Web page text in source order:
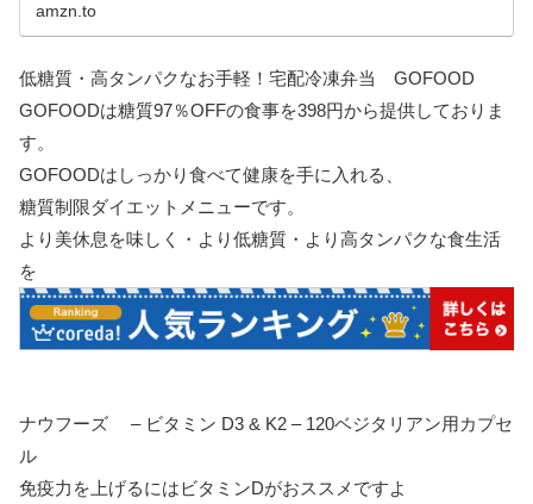
amzn.to
低糖質・高タンパクなお手軽！宅配冷凍弁当 GOFOOD
GOFOODは糖質97％OFFの食事を398円から提供しておりま
す。
GOFOODはしっかり食べて健康を手に入れる、
糖質制限ダイエットメニューです。
より美休息を味しく・より低糖質・より高タンパクな食生活
を
ナウフーズ – ビタミン D3 & K2 – 120ベジタリアン用カプセ
ル
免疫力を上げるにはビタミンDがおススメですよ